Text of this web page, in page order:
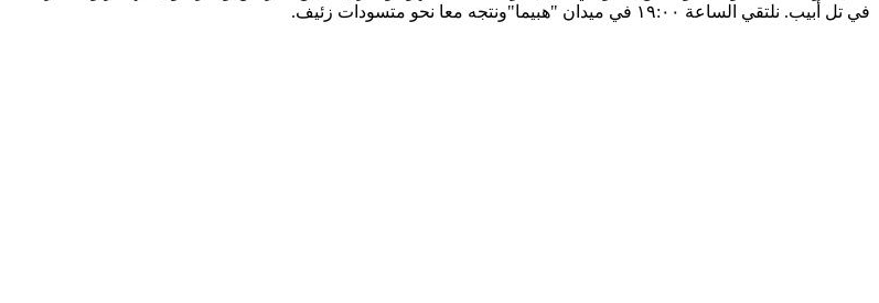
في تل أبيب. نلتقي الساعة ١٩:٠٠ في ميدان "هبيما"ونتجه معا نحو متسودات زئيف.